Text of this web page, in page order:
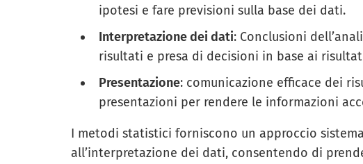
ipotesi e fare previsioni sulla base dei dati.
Interpretazione dei dati: Conclusioni
risultati e presa di decisioni in base ai
Presentazione: comunicazione efficace dei
presentazioni per rendere le informazioni
I metodi statistici forniscono un approccio
all’interpretazione dei dati, consentendo di